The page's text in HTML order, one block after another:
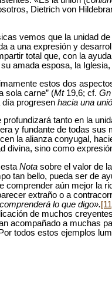
Dietrich von
vemos que la unidad
a una expresión y
total que, con la
amada esposa, la
estos dos
sola carne” (Mt19,6; cf. Gn
día progresen hacia una
profundizará tanto en la
y fundante de todas
la alianza conyugal,
divina, sino como
Nota sobre el valor de
tan bello, pueda ser de
comprender aún mejor la
extraño o a
lo que digo».
de muchos
acompañado a muchas
todos estos ejemplos